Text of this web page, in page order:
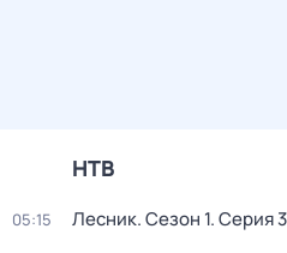
НТВ
05:15 Лесник. Сезон 1. Серия